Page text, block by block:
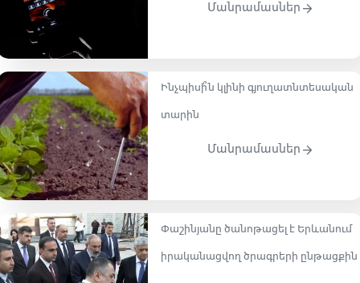
Մանրամասներ
Ինչպիսի՞ն կլինի գյուղատնտեսական
տարին
Մանրամասներ
Փաշինյանը ծանոթացել է Երևանում
իրականացվող ծրագրերի ընթացքին